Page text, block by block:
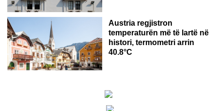
Austria regjistron
temperaturën më të lartë në
histori, termometri arrin
40.8°C